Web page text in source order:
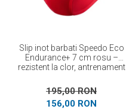
Slip inot barbati Speedo Eco
Endurance+ 7 cm rosu –
rezistent la clor, antrenament
195,00 RON
156,00 RON